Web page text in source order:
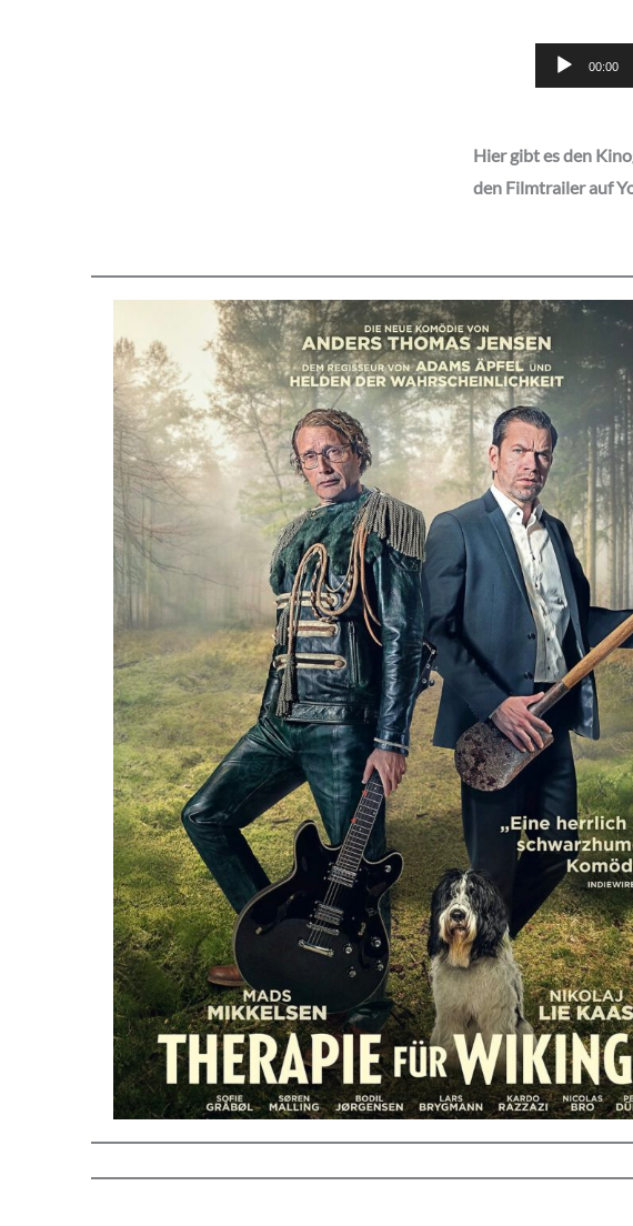
Audio-
Player
00:00
Hier gibt es den
den Filmtrailer auf